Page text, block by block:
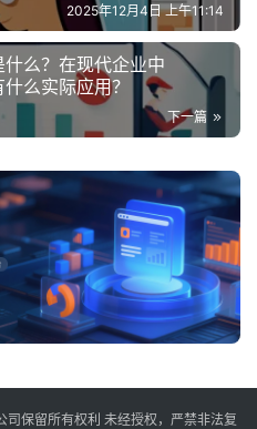
2025年12月4日 上午11:14
么？在现代企业中
么实际应用？
下一篇
保留所有权利 未经授权，严禁非法复